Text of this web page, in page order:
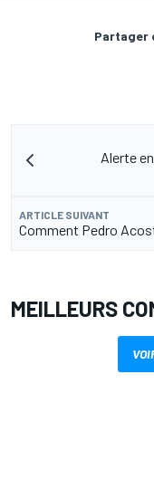
Partager
Alerte
ARTICLE SUIVANT
Comment Pedro
MEILLEURS